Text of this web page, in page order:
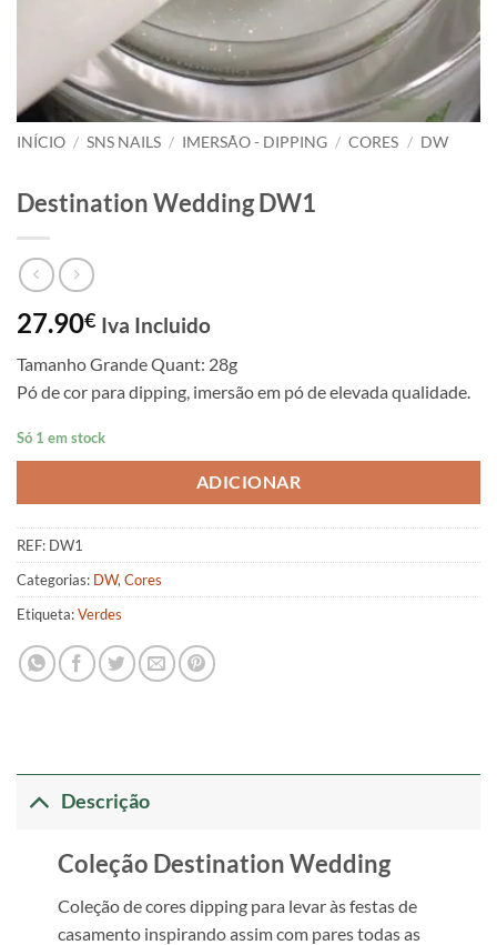
INÍCIO / SNS NAILS / IMERSÃO - DIPPING / CORES / DW
Destination Wedding DW1
27.90€ Iva Incluido
Tamanho Grande Quant: 28g
Pó de cor para dipping, imersão em pó de elevada qualidade.
Só 1 em stock
ADICIONAR
REF: DW1
Categorias: DW, Cores
Etiqueta:Verdes
Descrição
Coleção Destination Wedding
Coleção de cores dipping para levar às festas de
casamento inspirando assim com pares todas as